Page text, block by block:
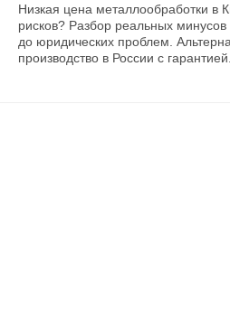
Низкая цена металлообработки в
рисков? Разбор реальных минусов
до юридических проблем.
производство в России с гарантией.